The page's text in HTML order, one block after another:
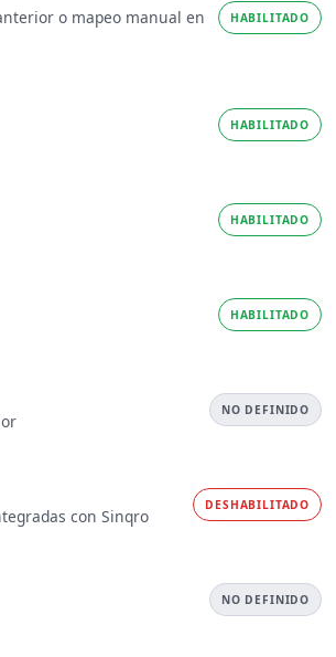
o mapeo manual en
HABILITADO
HABILITADO
HABILITADO
HABILITADO
NO DEFINIDO
con Sinqro
DESHABILITADO
NO DEFINIDO